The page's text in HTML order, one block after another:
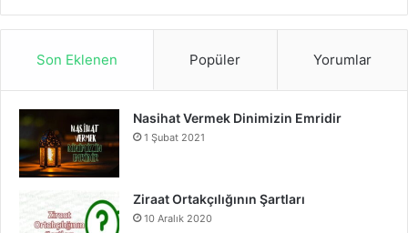
S
a
b
o
o
u
e
n
a
r
Son Eklenen Popüler Yorumlar
Nasihat Vermek Dinimizin Emridir
1 Şubat 2021
Ziraat Ortakçılığının Şartları
10 Aralık 2020